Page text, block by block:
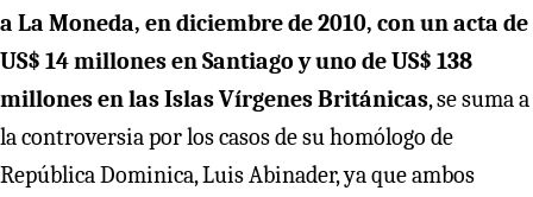
a La Moneda, en diciembre de 2010, con un acta de
US$ 14 millones en Santiago y uno de US$ 138
millones en las Islas VírgenesBritánicas, se suma a
la controversia por los casos de su homólogo de
República Dominica, Luis Abinader, ya que ambos